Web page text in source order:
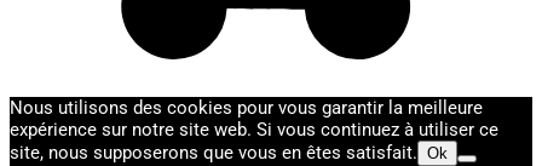
Nous utilisons des cookies pour vous garantir la meilleure
expérience sur notre site web. Si vous continuez à utiliser ce
site, nous supposerons que vous en êtes satisfait. Ok